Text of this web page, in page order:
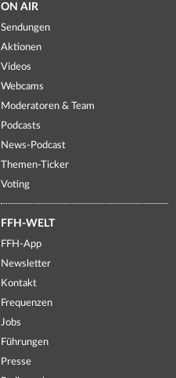
ON AIR
Sendungen
Aktionen
Videos
Webcams
Moderatoren & Team
Podcasts
News-Podcast
Themen-Ticker
Voting
FFH-WELT
FFH-App
Newsletter
Kontakt
Frequenzen
Jobs
Führungen
Presse